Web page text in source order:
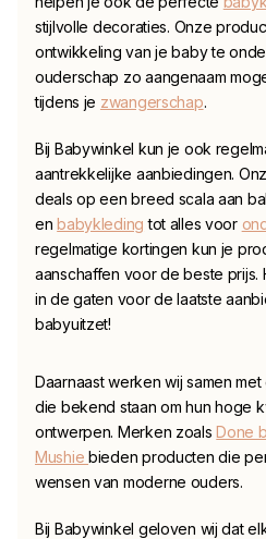
stijlvolle decoraties. Onze
ontwikkeling van je baby te
ouderschap zo aangenaam
tijdens je zwangerschap.
Bij Babywinkel kun je ook
aantrekkelijke aanbiedingen.
deals op een breed scala aan
enbabykleding tot alles voor
regelmatige kortingen kun je
aanschaffen voor de beste
in de gaten voor de laatste
babyuitzet!
Daarnaast werken wij samen
die bekend staan om hun hoge
ontwerpen. Merken zoalsDone
Mushiebieden producten die
wensen van moderne ouders.
Bij Babywinkel geloven wij dat